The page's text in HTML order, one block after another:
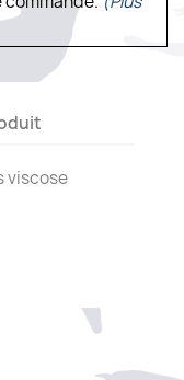
viscose